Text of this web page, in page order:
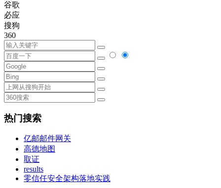
谷歌
必应
搜狗
360
热门搜索
亿邮邮件网关
高德地图
取证
results
零信任安全架构落地实践